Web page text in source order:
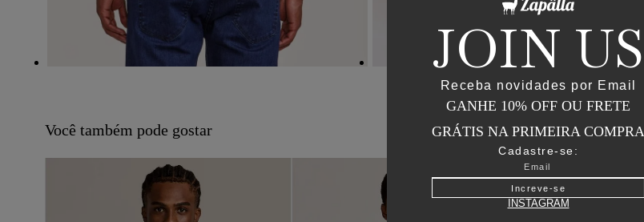
Você também pode gostar
JOIN US
Receba novidades por Email
GANHE 10% OFF OU FRETE
GRÁTIS NA PRIMEIRA COMPRA
Cadastre-se:
Increve-se
INSTAGRAM